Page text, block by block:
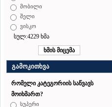
მობილი
შელი
ვისკო
სულ:4229 ხმა
გამოკითხვა
რომელი კატეგორიის საწვავს
მოიხმართ?
სუპერი